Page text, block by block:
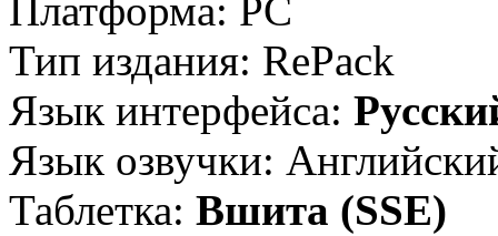
Платформа: PC
Тип издания: RePack
Язык интерфейса:
Язык озвучки:
Таблетка: Вшита (SSE)